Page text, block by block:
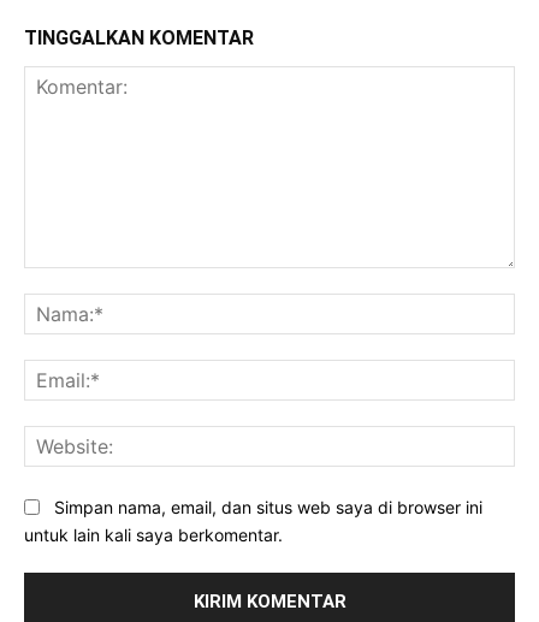
TINGGALKAN KOMENTAR
Simpan nama, email, dan situs web saya di browser ini
untuk lain kali saya berkomentar.